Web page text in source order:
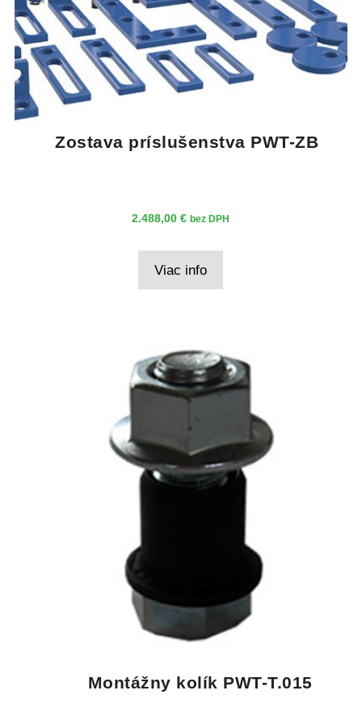
Zostava príslušenstva PWT-ZB
2.488,00€ bez DPH
Viac info
Montážny kolík PWT-T.015